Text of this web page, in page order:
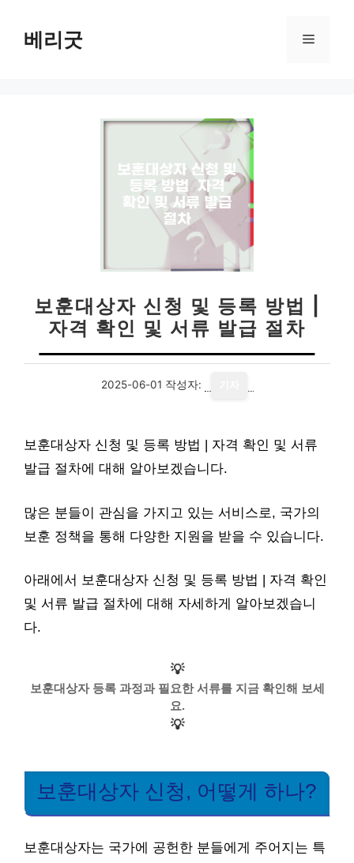
베리굿 메
보훈대상자 신청 및 등록 방법 |
자격 확인 및 서류 발급 절차
2025-06-01 작성자:
보훈대상자 신청 및 등록 방법 | 자격 확인 및 서류
발급 절차에 대해 알아보겠습니다.
많은 분들이 관심을 가지고 있는 서비스로, 국가의
보훈 정책을 통해 다양한 지원을 받을 수 있습니다.
아래에서 보훈대상자 신청 및 등록 방법 | 자격 확인
및 서류 발급 절차에 대해 자세하게 알아보겠습니
다.
💡
보훈대상자 등록 과정과 필요한 서류를 지금 확인해 보세
요.
💡
보훈대상자 신청, 어떻게 하나?
보훈대상자는 국가에 공헌한 분들에게 주어지는 특